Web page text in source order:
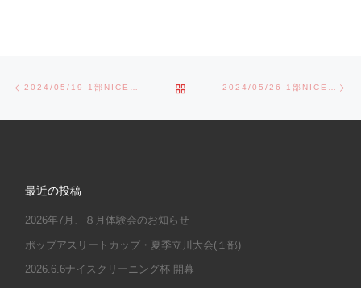
Post navigation
2024/05/19 1部NICEクリーニング杯 BACK TO POST LIST 2024/05/26 1部NICEクリーニング杯
最近の投稿
2026年7月、８月体験会のお知らせ
ポップアスリートカップ・夏季立川大会(１部)
2026.6.6ナイスクリーニング杯 開幕